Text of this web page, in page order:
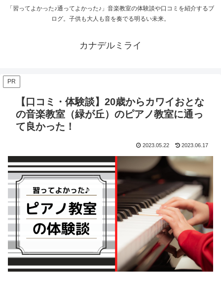
「習ってよかった♪通ってよかった♪」音楽教室の体験談や口コミを紹介するブ
ログ。子供も大人も音を奏でる明るい未来。
カナデルミライ
PR
【口コミ・体験談】20歳からカワイおとな
の音楽教室（緑が丘）のピアノ教室に通っ
て良かった！
2023.05.22 2023.06.17